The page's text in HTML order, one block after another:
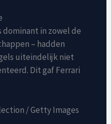
dominant in zowel de
– hadden
uiteindelijk niet
Dit gaf Ferrari
/ Getty Images